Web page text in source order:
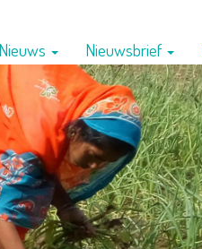
Nieuws Nieuwsbrief